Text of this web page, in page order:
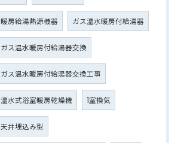
暖房給湯熱源機器 ガス温水暖房付給湯器
ガス温水暖房付給湯器交換
ガス温水暖房付給湯器交換工事
温水式浴室暖房乾燥機 1室換気
天井埋込み型